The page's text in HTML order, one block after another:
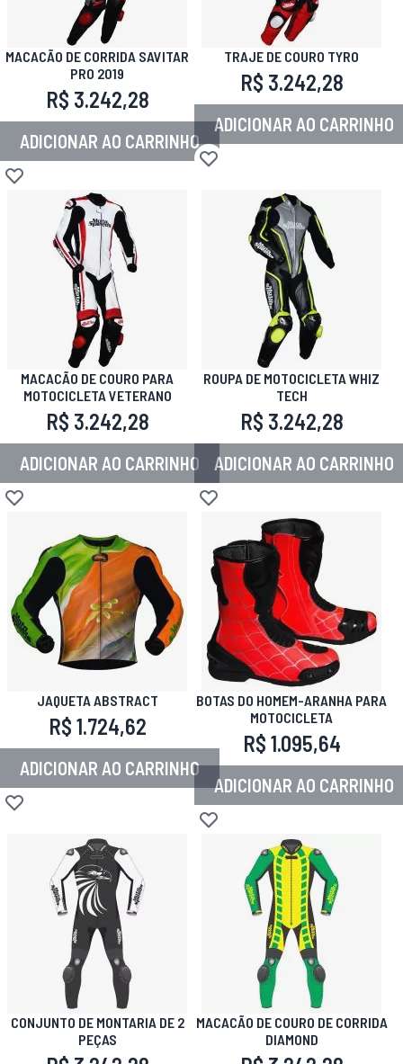
MACACÃO DE CORRIDA SAVITAR
PRO 2019
R$ 3.242,28
ADICIONAR AO CARRINHO
Adicionar à lista de desejos
TRAJE DE COURO TYRO
R$ 3.242,28
ADICIONAR AO CARRINHO
Adicionar à lista de desejos
MACACÃO DE COURO PARA
MOTOCICLETA VETERANO
R$ 3.242,28
ADICIONAR AO CARRINHO
Adicionar à lista de desejos
ROUPA DE MOTOCICLETA WHIZ
TECH
R$ 3.242,28
ADICIONAR AO CARRINHO
Adicionar à lista de desejos
JAQUETA ABSTRACT
R$ 1.724,62
ADICIONAR AO CARRINHO
Adicionar à lista de desejos
BOTAS DO HOMEM-ARANHA PARA
MOTOCICLETA
R$ 1.095,64
ADICIONAR AO CARRINHO
Adicionar à lista de desejos
CONJUNTO DE MONTARIA DE 2
PEÇAS
MACACÃO DE COURO DE CORRIDA
DIAMOND